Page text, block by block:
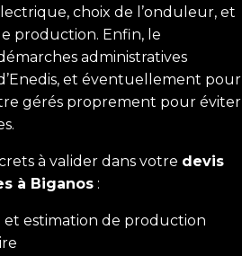
choix de l’onduleur, et
production. Enfin, le
administratives
et éventuellement pour
gérés proprement pour éviter
à valider dans votre devis
à Biganos:
et estimation de production